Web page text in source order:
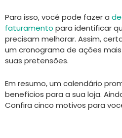
Para isso, você pode fazer a
faturamento para identificar
precisam melhorar. Assim,
um cronograma de ações
suas pretensões.
Em resumo, um calendário
benefícios para a sua loja.
Confira cinco motivos para